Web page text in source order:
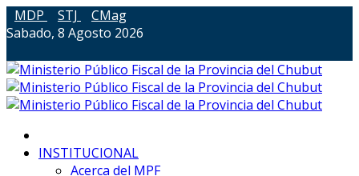
MDP STJ
CMag
Sabado, 8 Agosto 2026
INSTITUCIONAL
Acerca del MPF